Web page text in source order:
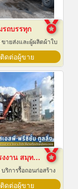
รถบรรทุก
ขายส่งและผู้ผลิตผ้าใบ
ติดต่อผู้ขาย
รื้อถอนโรงงาน สมุทรปราการ
บริการรื้อถอนก่อสร้าง
ติดต่อผู้ขาย